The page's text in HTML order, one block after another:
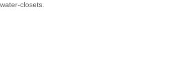
closets.